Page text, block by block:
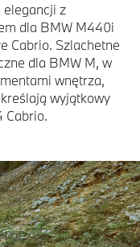
elegancji z
dla BMW M440i
Cabrio. Szlachetne
dla BMW M, w
wnętrza,
wyjątkowy
Cabrio.